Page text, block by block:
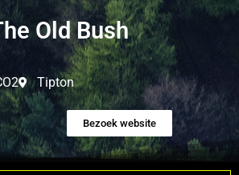
Old Bush
Tipton
Bezoek website